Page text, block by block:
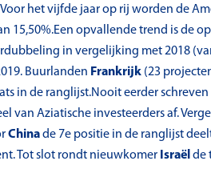
het vijfde jaar op rij worden de
15,50%.Een opvallende trend is de
in vergelijking met 2018
Buurlanden Frankrijk (23
in de ranglijst.Nooit eerder schreven
van Aziatische investeerders af.
Chinade 7e positie in de ranglijst
Tot slot rondt nieuwkomer Israël de